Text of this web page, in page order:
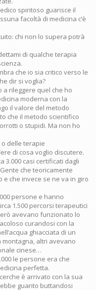
spiritoso guarisce il
facoltà di medicina c’è
chi non lo supera potrà
di qualche terapia
che io sia critico verso le
dir si voglia?
rileggere quel che ho
moderna con la
il valore del metodo
che il metodo scientifico
o stupidi. Ma non ho
delle terapie
di cosa voglio discutere.
3.000 casi certificati dagli
che teoricamente
che invece se ne va in giro
persone e hanno
1.500 percorsi terapeutici
avevano funzionato lo
curandosi con la
ghiacciata di un
montagna, altri avevano
cinese…
le persone era che
perfetta.
è arrivato con la sua
guarito buttandosi